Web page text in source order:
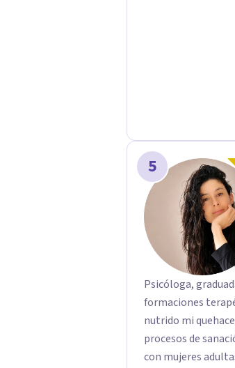
5
Psicóloga,
formaciones
nutrido mi
procesos de sanación y bienestar
con mujeres